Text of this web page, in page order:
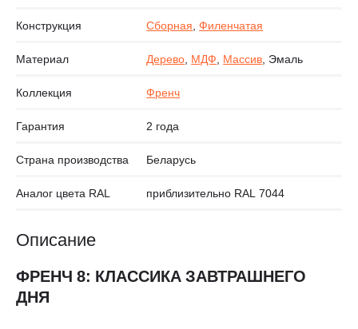
Конструкция Сборная,Филенчатая
Материал Дерево, МДФ, Массив, Эмаль
Коллекция Френч
Гарантия 2 года
Страна производства Беларусь
Аналог цвета RAL приблизительно RAL 7044
Описание
ФРЕНЧ 8: КЛАССИКА ЗАВТРАШНЕГО
ДНЯ